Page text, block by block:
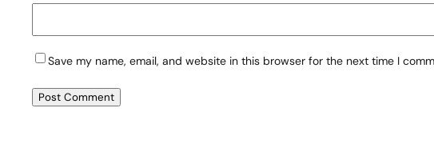
Save my name, email, and website in this browser for the next time I